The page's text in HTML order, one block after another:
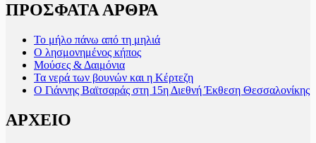
ΠΡΟΣΦΑΤΑ ΑΡΘΡΑ
Το μήλο πάνω από τη μηλιά
Ο λησμονημένος κήπος
Μούσες & Δαιμόνια
Τα νερά των βουνών και η Κέρτεζη
Ο Γιάννης Βαϊτσαράς στη 15η Διεθνή Έκθεση Θεσσαλονίκης
ΑΡΧΕΙΟ